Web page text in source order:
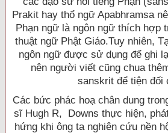
Prakit hay thổ ngữ Apabhramsa
Phạn ngữ là ngôn ngữ thích hợp
thuật ngữ Phật Giáo.Tuy nhiên,
ngôn ngữ được sử dụng để ghi
nên người viết cũng chua
sanskrit để tiện đối
Các bức phác hoạ chân dung
sĩ Hugh R, Downs thực hiện,
hứng khi ông ta nghiên cứu nền